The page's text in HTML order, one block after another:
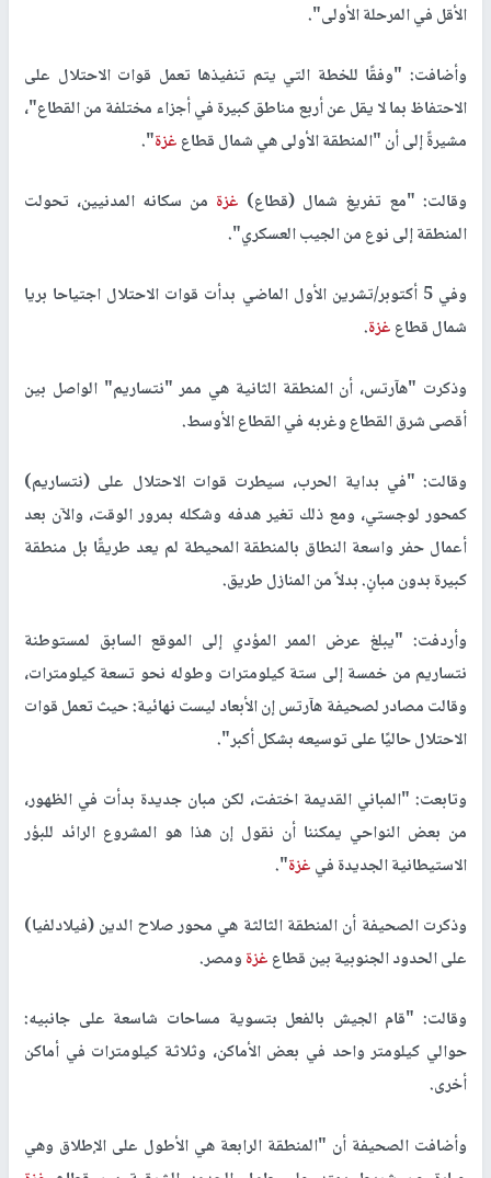
الأقل في المرحلة الأولى".
وأضافت: "وفقًا للخطة التي يتم تنفيذها تعمل قوات الاحتلال على
الاحتفاظ بما لا يقل عن أربع مناطق كبيرة في أجزاء مختلفة من القطاع"،
مشيرةً إلى أن "المنطقة الأولى هي شمال قطاعغزة".
وقالت: "مع تفريغ شمال (قطاع) غزة من سكانه المدنيين، تحولت
المنطقة إلى نوع من الجيب العسكري".
وفي 5 أكتوبر/تشرين الأول الماضي بدأت قوات الاحتلال اجتياحا بريا
شمال قطاعغزة.
وذكرت "هآرتس، أن المنطقة الثانية هي ممر "نتساريم" الواصل بين
أقصى شرق القطاع وغربه في القطاع الأوسط.
وقالت: "في بداية الحرب، سيطرت قوات الاحتلال على (نتساريم)
كمحور لوجستي، ومع ذلك تغير هدفه وشكله بمرور الوقت، والآن بعد
أعمال حفر واسعة النطاق بالمنطقة المحيطة لم يعد طريقًا بل منطقة
كبيرة بدون مبانٍ. بدلاً من المنازل طريق.
وأردفت: "يبلغ عرض الممر المؤدي إلى الموقع السابق لمستوطنة
نتساريم من خمسة إلى ستة كيلومترات وطوله نحو تسعة كيلومترات،
وقالت مصادر لصحيفة هآرتس إن الأبعاد ليست نهائية: حيث تعمل قوات
الاحتلال حاليًا على توسيعه بشكل أكبر".
وتابعت: "المباني القديمة اختفت، لكن مبان جديدة بدأت في الظهور،
من بعض النواحي يمكننا أن نقول إن هذا هو المشروع الرائد للبؤر
الاستيطانية الجديدة فيغزة".
وذكرت الصحيفة أن المنطقة الثالثة هي محور صلاح الدين (فيلادلفيا)
على الحدود الجنوبية بين قطاعغزةومصر.
وقالت: "قام الجيش بالفعل بتسوية مساحات شاسعة على جانبيه:
حوالي كيلومتر واحد في بعض الأماكن، وثلاثة كيلومترات في أماكن
أخرى.
وأضافت الصحيفة أن "المنطقة الرابعة هي الأطول على الإطلاق وهي